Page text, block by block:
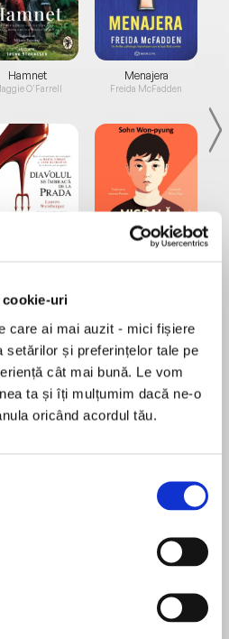
uri
care ai mai auzit - mici fișiere
setărilor și preferințelor tale pe
cât mai bună. Le vom
ta și îți mulțumim dacă ne-o
oricând acordul tău.
Hamnet
O'Farrell
Menajera
Freida McFadden
Migdală
bestseller! Juliette
in the electrifying
to kill with a single touch
she’d won. She took
the new Supreme
when tragedy strikes,
darkness that dwells